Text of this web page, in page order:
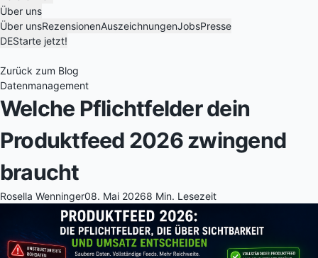
Über uns
Über unsRezensionenAuszeichnungenJobsPresse
DEStarte jetzt!
Zurück zum Blog
Datenmanagement
Welche Pflichtfelder dein
Produktfeed 2026 zwingend
braucht
Rosella Wenninger08. Mai 20268 Min. Lesezeit